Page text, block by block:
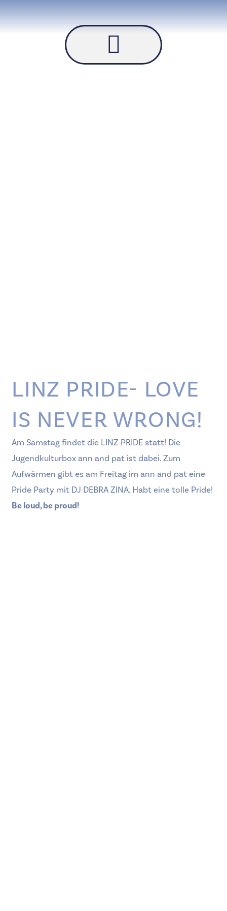
LINZ PRIDE- LOVE
IS NEVER WRONG!
Am Samstag findet die LINZ PRIDE statt! Die
Jugendkulturbox ann and pat ist dabei. Zum
Aufwärmen gibt es am Freitag im ann and pat eine
Pride Party mit DJ DEBRA ZINA. Habt eine tolle Pride!
Be loud, be proud!